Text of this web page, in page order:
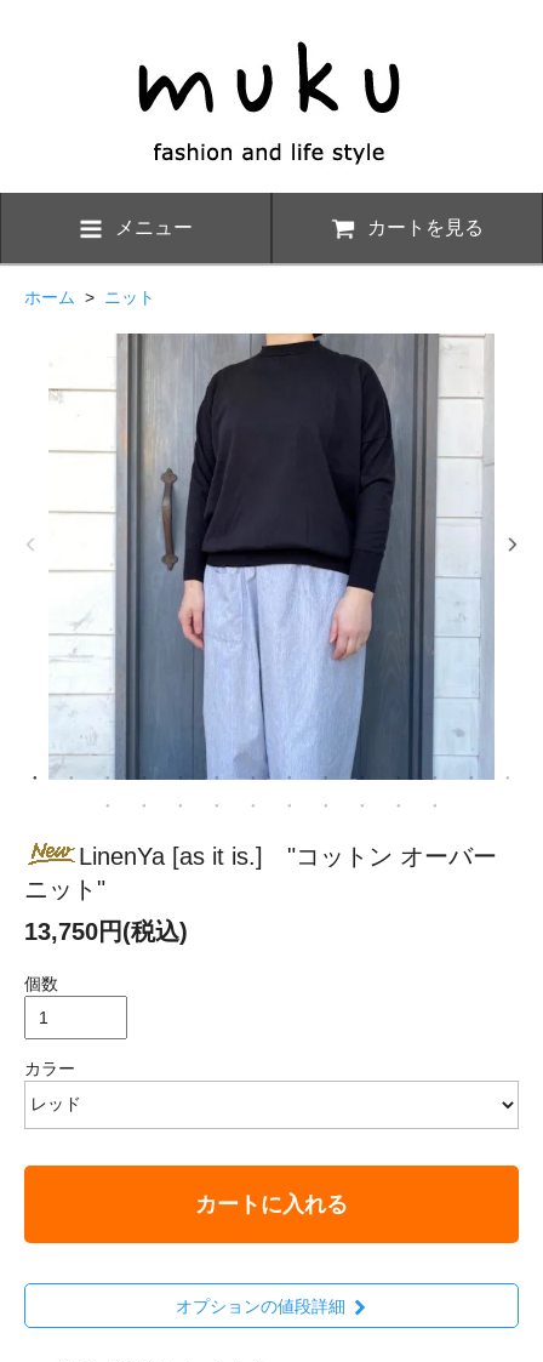
メニュー カートを見る
ホーム > ニット
LinenYa [as it is.] "コットン オーバー
ニット"
13,750円(税込)
個数
カラー
カートに入れる
オプションの値段詳細